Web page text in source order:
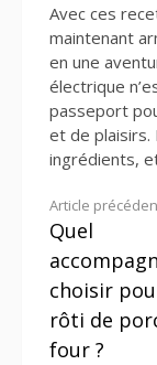
Avec ces
maintenant
en une
électrique
passeport
et de
ingrédients,
Lire
la
suite
Article
Quel
choisir
rôti de
four ?